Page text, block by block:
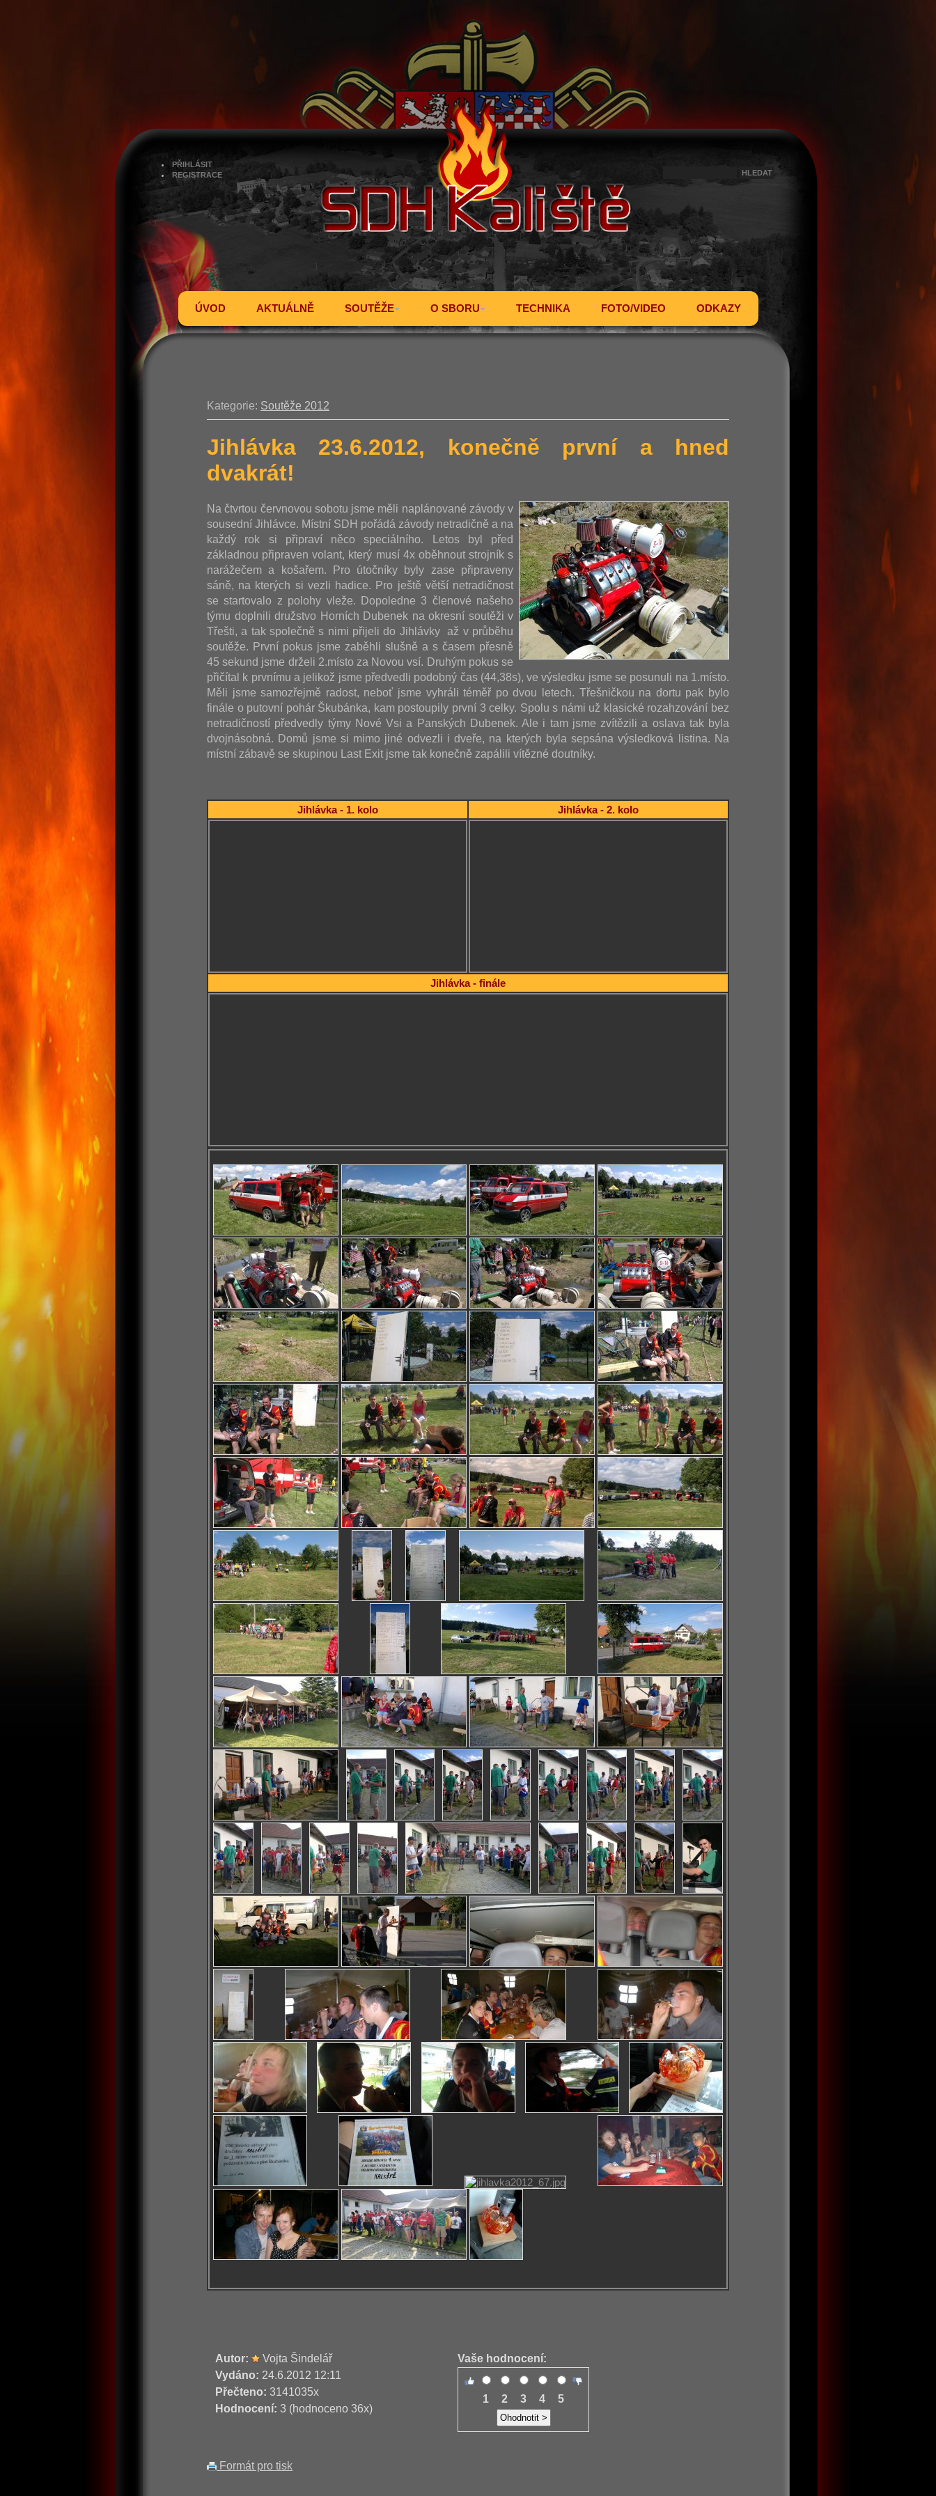
PŘIHLÁSIT
REGISTRACE
ÚVOD AKTUÁLNĚ SOUTĚŽE O SBORU TECHNIKA FOTO/VIDEO ODKAZY
Kategorie: Soutěže 2012
Jihlávka 23.6.2012, konečně první a hned
dvakrát!
Na čtvrtou červnovou sobotu jsme měli naplánované závody v
sousední Jihlávce. Místní SDH pořádá závody netradičně a na
každý rok si připraví něco speciálního. Letos byl před
základnou připraven volant, který musí 4x oběhnout strojník s
narážečem a košařem. Pro útočníky byly zase připraveny
sáně, na kterých si vezli hadice. Pro ještě větší netradičnost
se startovalo z polohy vleže. Dopoledne 3 členové našeho
týmu doplnili družstvo Horních Dubenek na okresní soutěži v
Třešti, a tak společně s nimi přijeli do Jihlávky až v průběhu
soutěže. První pokus jsme zaběhli slušně a s časem přesně
45 sekund jsme drželi 2.místo za Novou vsí. Druhým pokus se
přičítal k prvnímu a jelikož jsme předvedli podobný čas (44,38s), ve výsledku jsme se posunuli na 1.místo.
Měli jsme samozřejmě radost, neboť jsme vyhráli téměř po dvou letech. Třešničkou na dortu pak bylo
finále o putovní pohár Škubánka, kam postoupily první 3 celky. Spolu s námi už klasické rozahzování bez
netradičností předvedly týmy Nové Vsi a Panských Dubenek. Ale i tam jsme zvítězili a oslava tak byla
dvojnásobná. Domů jsme si mimo jiné odvezli i dveře, na kterých byla sepsána výsledková listina. Na
místní zábavě se skupinou Last Exit jsme tak konečně zapálili vítězné doutníky.
Jihlávka - 1. kolo Jihlávka - 2. kolo
Jihlávka - finále
Autor:
Vojta Šindelář
Vydáno: 24.6.2012 12:11
Přečteno: 3141035x
Hodnocení: 3 (hodnoceno 36x)
Vaše hodnocení:
1 2 3 4 5
Formát pro tisk